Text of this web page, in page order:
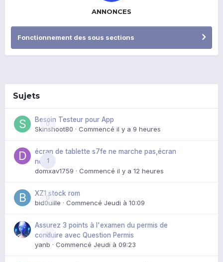
ANNONCES
Fonctionnement des sous sections
Sujets
0
Besoin Testeur pour App
Skinshoot80 · Commencé il y a 9 heures
1
écran de tablette s7fe ne marche pas,écran
noir
domxav1759 · Commencé il y a 12 heures
0
XZ1 stock rom
bid0uille · Commencé Jeudi à 10:09
0
Assurez 3 points à l'examen du permis de
conduire avec Question Permis
yanb · Commencé Jeudi à 09:23